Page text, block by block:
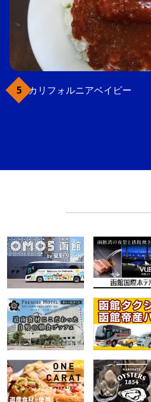
カリフォルニアベイビー